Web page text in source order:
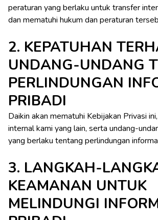
peraturan yang berlaku untuk transfer
dan mematuhi hukum dan peraturan
2. KEPATUHAN
UNDANG-UNDANG
PERLINDUNGAN
PRIBADI
Daikin akan mematuhi Kebijakan Privasi
internal kami yang lain, serta undang-
yang berlaku tentang perlindungan
3. LANGKAH-
KEAMANAN UNTUK
MELINDUNGI